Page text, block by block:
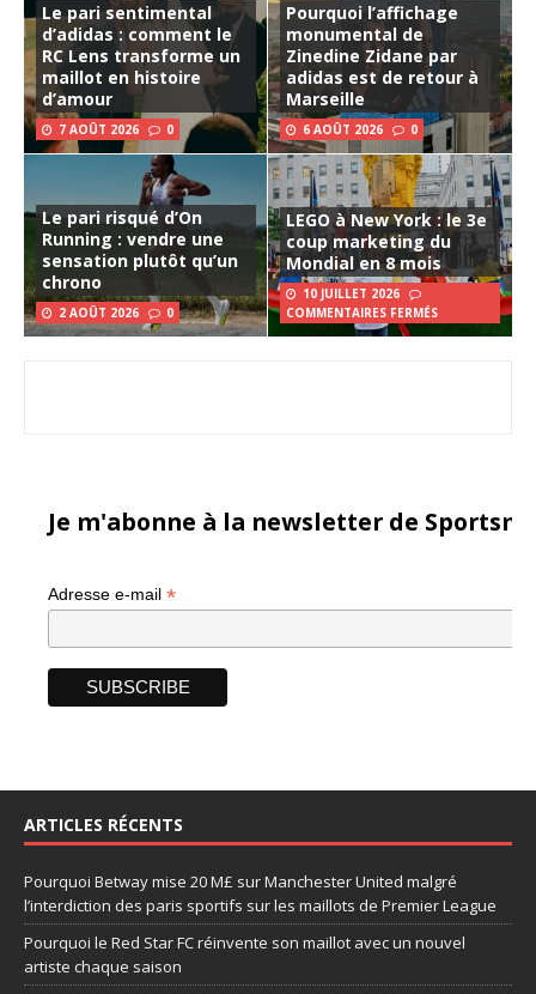
Le pari sentimental
d’adidas : comment le
RC Lens transforme un
maillot en histoire
d’amour
7 AOÛT 2026 0
Pourquoi l’affichage
monumental de
Zinedine Zidane par
adidas est de retour à
Marseille
6 AOÛT 2026 0
Le pari risqué d’On
Running : vendre une
sensation plutôt qu’un
chrono
2 AOÛT 2026 0
LEGO à New York : le 3e
coup marketing du
Mondial en 8 mois
10 JUILLET 2026
COMMENTAIRES FERMÉS
Je m'abonne à la newsletter de
Adresse e-mail *
ARTICLES RÉCENTS
Pourquoi Betway mise 20 M£ sur Manchester United malgré
l’interdiction des paris sportifs sur les maillots de Premier League
Pourquoi le Red Star FC réinvente son maillot avec un nouvel
artiste chaque saison